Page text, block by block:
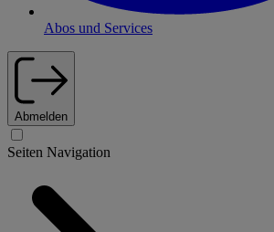
Abos und Services
Abmelden
Seiten Navigation